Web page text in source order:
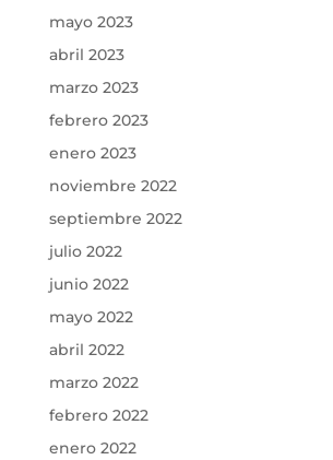
mayo 2023
abril 2023
marzo 2023
febrero 2023
enero 2023
noviembre 2022
septiembre 2022
julio 2022
junio 2022
mayo 2022
abril 2022
marzo 2022
febrero 2022
enero 2022